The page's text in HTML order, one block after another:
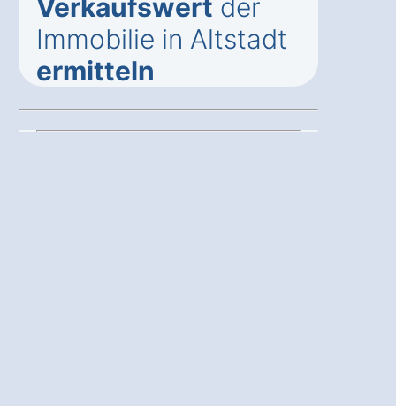
Verkaufswert der
Immobilie in Altstadt
ermitteln